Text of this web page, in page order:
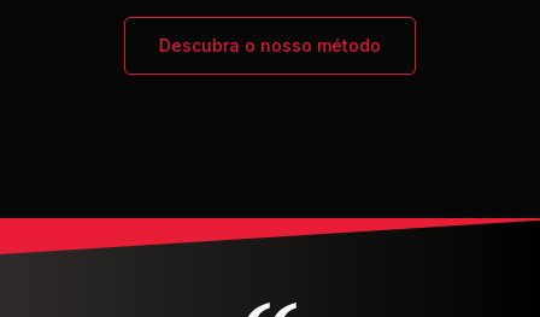
Descubra o nosso método